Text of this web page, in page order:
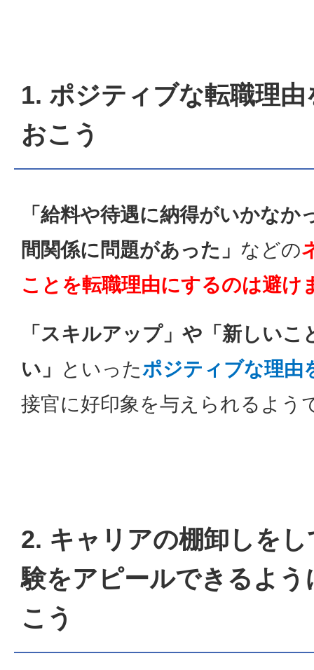
1. ポジティブな転職理
おこう
「給料や待遇に納得がいかなか
間関係に問題があった」 などの
ことを転職理由にするのは避け
「スキルアップ」や「新しいこ
い」
といったポジティブな理由
接官に好印象を与えられるよう
2. キャリアの棚卸しをし
験をアピールできるよう
こう